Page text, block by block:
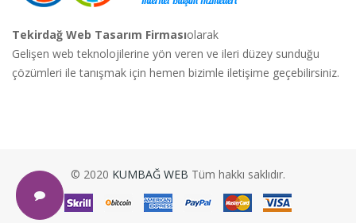
Tekirdağ Web Tasarım Firmasıolarak
Gelişen web teknolojilerine yön veren ve ileri düzey sunduğu
çözümleri ile tanışmak için hemen bizimle iletişime geçebilirsiniz.
© 2020 KUMBAĞ WEB Tüm hakkı saklıdır.